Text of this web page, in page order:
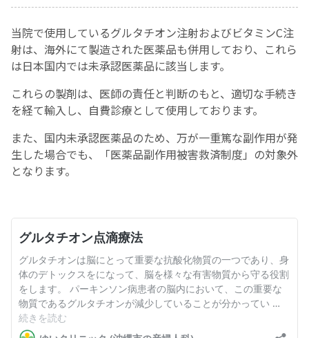
当院で使用しているグルタチオン注射およびビタミンC注
射は、海外にて製造された医薬品も併用しており、これら
は日本国内では未承認医薬品に該当します。
これらの製剤は、医師の責任と判断のもと、適切な手続き
を経て輸入し、自費診療として使用しております。
また、国内未承認医薬品のため、万が一重篤な副作用が発
生した場合でも、「医薬品副作用被害救済制度」の対象外
となります。